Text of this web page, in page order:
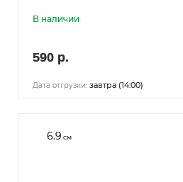
В наличии
590 р.
Дата отгрузки: завтра (14:00)
6.9 см